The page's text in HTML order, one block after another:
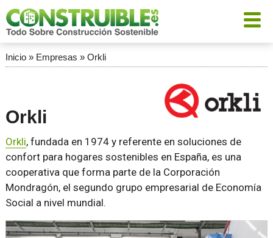
Inicio» Empresas » Orkli
Orkli
Orkli, fundada en 1974 y referente en soluciones de
confort para hogares sostenibles en España, es una
cooperativa que forma parte de la Corporación
Mondragón, el segundo grupo empresarial de Economía
Social a nivel mundial.